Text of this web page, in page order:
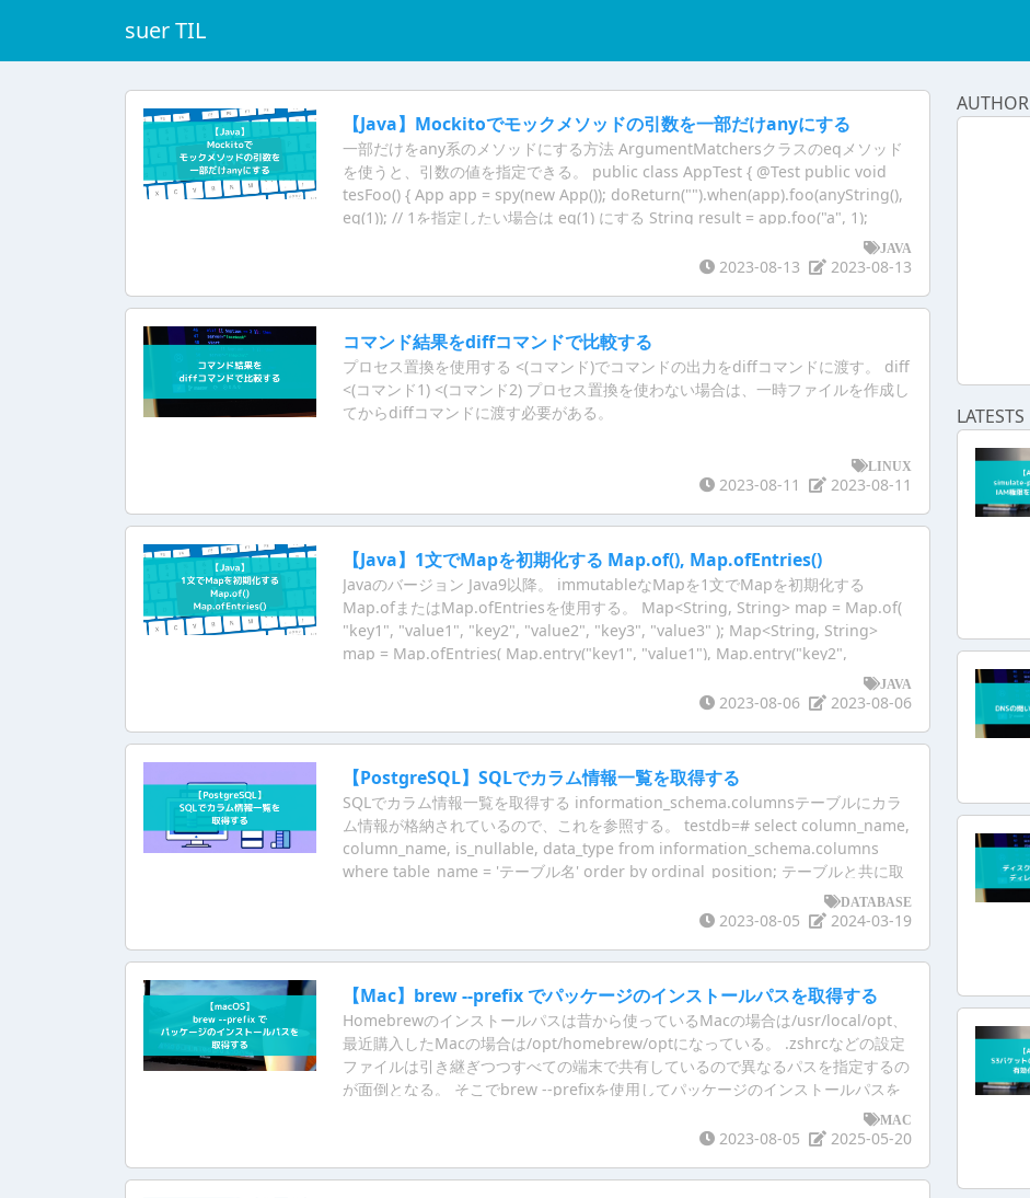
suer TIL
【Java】Mockitoでモックメソッドの引数を一部だけanyにする
一部だけをany系のメソッドにする方法 ArgumentMatchersクラスのeqメソッド
を使うと、引数の値を指定できる。 public class AppTest { @Test public void
tesFoo() { App app = spy(new App()); doReturn("").when(app).foo(anyString(),
eq(1)); // 1を指定したい場合は eq(1) にする String result = app.foo("a", 1);
doReturn(戻り値).when(モックオブジェクト).メソッド名(引数)でモックメソッド
JAVA
2023-08-13 2023-08-13
コマンド結果をdiffコマンドで比較する
プロセス置換を使用する <(コマンド)でコマンドの出力をdiffコマンドに渡す。 diff
<(コマンド1) <(コマンド2) プロセス置換を使わない場合は、一時ファイルを作成し
てからdiffコマンドに渡す必要がある。
LINUX
2023-08-11 2023-08-11
【Java】1文でMapを初期化する Map.of(), Map.ofEntries()
Javaのバージョン Java9以降。 immutableなMapを1文でMapを初期化する
Map.ofまたはMap.ofEntriesを使用する。 Map<String, String> map = Map.of(
"key1", "value1", "key2", "value2", "key3", "value3" ); Map<String, String>
map = Map.ofEntries( Map.entry("key1", "value1"), Map.entry("key2",
"value2"), Map.entry("key3", "value3") ); entryメソッドをstatic importすれば以
JAVA
2023-08-06 2023-08-06
【PostgreSQL】SQLでカラム情報一覧を取得する
SQLでカラム情報一覧を取得する information_schema.columnsテーブルにカラ
ム情報が格納されているので、これを参照する。 testdb=# select column_name,
column_name, is_nullable, data_type from information_schema.columns
where table_name = 'テーブル名' order by ordinal_position; テーブルと共に取
得する方法は以下を参照。 » 【PostgreSQL】SQLでテーブル一覧を取得するDATABASE
2023-08-05 2024-03-19
【Mac】brew --prefix でパッケージのインストールパスを取得する
Homebrewのインストールパスは昔から使っているMacの場合は/usr/local/opt、
最近購入したMacの場合は/opt/homebrew/optになっている。 .zshrcなどの設定
ファイルは引き継ぎつつすべての端末で共有しているので異なるパスを指定するの
が面倒となる。 そこでbrew --prefixを使用してパッケージのインストールパスを
MAC
2023-08-05 2025-05-20
AUTHOR
LATESTS